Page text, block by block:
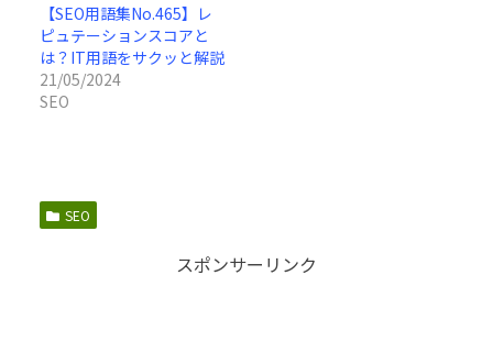
【SEO用語集No.465】レ
ピュテーションスコアと
は？IT用語をサクッと解説
21/05/2024
SEO
SEO
スポンサーリンク